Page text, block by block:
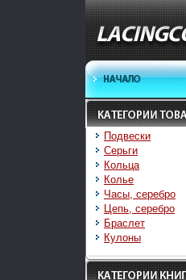
Подвески
Серьги
Кольца
Колье
Часы, серебро
Цепь, серебро
Браслет
Кулоны